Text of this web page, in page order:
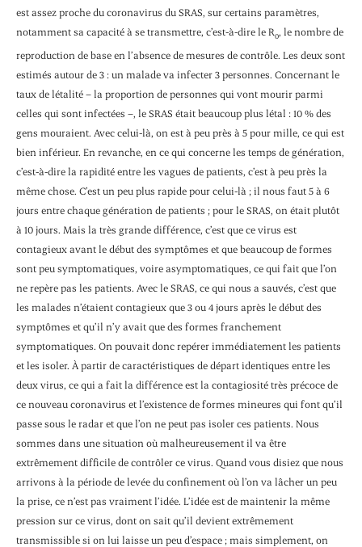
est assez proche du coronavirus du SRAS, sur certains paramètres,
notamment sa capacité à se transmettre, c’est-à-dire le R0, le nombre de
reproduction de base en l’absence de mesures de contrôle. Les deux sont
estimés autour de 3 : un malade va infecter 3 personnes. Concernant le
taux de létalité – la proportion de personnes qui vont mourir parmi
celles qui sont infectées –, le SRAS était beaucoup plus létal : 10 % des
gens mouraient. Avec celui-là, on est à peu près à 5 pour mille, ce qui est
bien inférieur. En revanche, en ce qui concerne les temps de génération,
c’est-à-dire la rapidité entre les vagues de patients, c’est à peu près la
même chose. C’est un peu plus rapide pour celui-là ; il nous faut 5 à 6
jours entre chaque génération de patients ; pour le SRAS, on était plutôt
à 10 jours. Mais la très grande différence, c’est que ce virus est
contagieux avant le début des symptômes et que beaucoup de formes
sont peu symptomatiques, voire asymptomatiques, ce qui fait que l’on
ne repère pas les patients. Avec le SRAS, ce qui nous a sauvés, c’est que
les malades n’étaient contagieux que 3 ou 4 jours après le début des
symptômes et qu’il n’y avait que des formes franchement
symptomatiques. On pouvait donc repérer immédiatement les patients
et les isoler. À partir de caractéristiques de départ identiques entre les
deux virus, ce qui a fait la différence est la contagiosité très précoce de
ce nouveau coronavirus et l’existence de formes mineures qui font qu’il
passe sous le radar et que l’on ne peut pas isoler ces patients. Nous
sommes dans une situation où malheureusement il va être
extrêmement difficile de contrôler ce virus. Quand vous disiez que nous
arrivons à la période de levée du confinement où l’on va lâcher un peu
la prise, ce n’est pas vraiment l’idée. L’idée est de maintenir la même
pression sur ce virus, dont on sait qu’il devient extrêmement
transmissible si on lui laisse un peu d’espace ; mais simplement, on